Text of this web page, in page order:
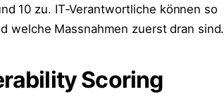
10 zu. IT-Verantwortliche können so
welche Massnahmen zuerst dran sind.
Scoring